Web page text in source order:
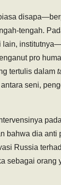
tengah.
lain,
pro
tertulis dalam
seni,
bahwa dia anti
Russia
sebagai orang